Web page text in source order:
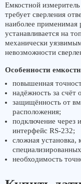
Емкостной
требует сверления
наиболее применимая
устанавливается на
механически
невозможности
Особенности
повышенная
надёжность за счёт
защищённость от
расположения;
подключение через
интерфейс RS-232;
сложная установка,
необходимость